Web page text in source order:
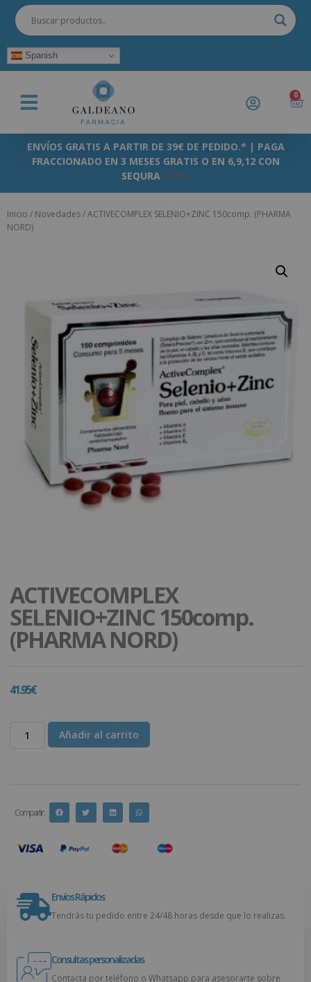
Spanish
0
ENVÍOS GRATIS A PARTIR DE 39€ DE PEDIDO.* | PAGA
FRACCIONADO EN 3 MESES GRATIS O EN 6,9,12 CON
SEQURA +info
Inicio / Novedades/ ACTIVECOMPLEX SELENIO+ZINC 150comp. (PHARMA
NORD)
ACTIVECOMPLEX
SELENIO+ZINC 150comp.
(PHARMA NORD)
41.95€
Añadir al carrito
Compartir :
Envíos Rápidos
Tendrás tu pedido entre 24/48 horas desde que lo realizas.
Consultas personalizadas
Contacta por teléfono o Whatsapp para asesorarte sobre